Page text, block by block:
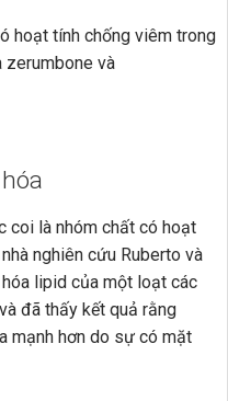
hoạt tính chống viêm trong
zerumbone và
coi là nhóm chất có hoạt
nghiên cứu Ruberto và
lipid của một loạt các
đã thấy kết quả rằng
mạnh hơn do sự có mặt